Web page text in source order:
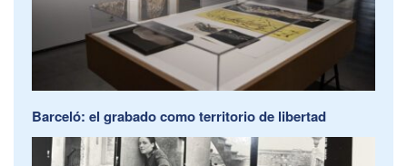
Barceló: el grabado como territorio de libertad